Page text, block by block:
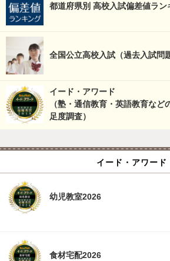
都道府県別 高校入試偏差値ラン
全国公立高校入試（過去入試問
イード・アワード
（塾・通信教育・英語教育な
足度調査）
イード・アワード
幼児教室2026
食材宅配2026